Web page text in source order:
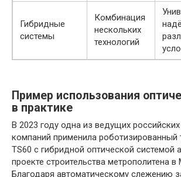
Гибридные
системы
Комбинация
нескольких
технологий
Пример использования
в практике
В 2023 году одна из ведущих
компаний применила роботизированный
TS60 с гибридной оптической системой
проекте строительства метрополитена в
Благодаря автоматическому слежению